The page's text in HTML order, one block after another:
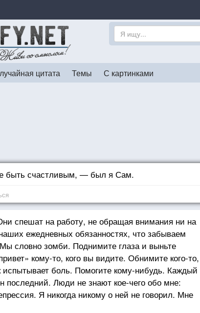
цитата Темы С картинками
быть счастливым, — был я Сам.
спешат на работу, не обращая внимания ни на
ежедневных обязанностях, что забываем
словно зомби. Поднимите глаза и выньте
кому-то, кого вы видите. Обнимите кого-то,
испытывает боль. Помогите кому-нибудь. Каждый
последний. Люди не знают кое-чего обо мне:
Я никогда никому о ней не говорил. Мне
ее побороть. Человек, который не давал